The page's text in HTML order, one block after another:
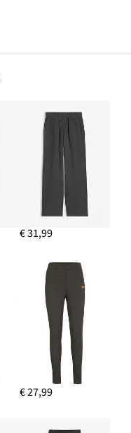
€ 31,99
€ 27,99